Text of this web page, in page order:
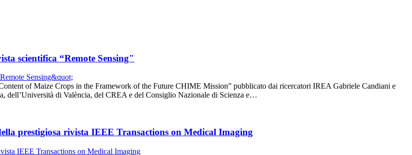
scientifica “Remote Sensing"
of Maize Crops in the Framework of the Future CHIME Mission” pubblicato dai ricercatori IREA Gabriele Candiani e
dell’Università di València, del CREA e del Consiglio Nazionale di Scienza e…
prestigiosa rivista IEEE Transactions on Medical Imaging